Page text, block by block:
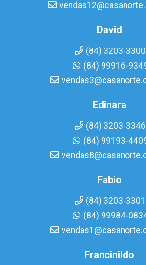
David
(84) 3203-3300
(84) 99916-
Edinara
(84) 3203-3346
(84) 99193-
Fabio
(84) 3203-3301
(84) 99984-
Francinildo